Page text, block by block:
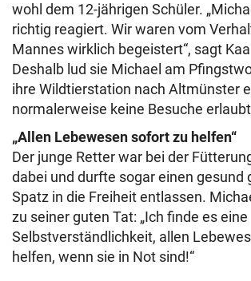
wohl dem 12-jährigen Schüler.
richtig reagiert. Wir waren vom
Mannes wirklich begeistert“, sagt
Deshalb lud sie Michael am
ihre Wildtierstation nach Altmünster
normalerweise keine Besuche
„Allen Lebewesen sofort zu helfen“
Der junge Retter war bei der
dabei und durfte sogar einen gesund
Spatz in die Freiheit entlassen.
zu seiner guten Tat: „Ich finde es eine
Selbstverständlichkeit, allen
helfen, wenn sie in Not sind!“